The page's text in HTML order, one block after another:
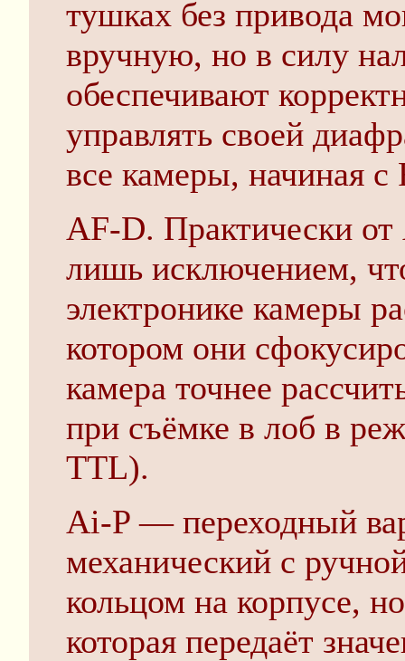
тушках без привода
вручную, но в силу
обеспечивают
управлять своей
все камеры, начиная с
AF-D. Практически
лишь исключением,
электронике камеры
котором они
камера точнее
при съёмке в лоб в
TTL).
Ai-P — переходный
механический с
кольцом на корпусе,
которая передаёт